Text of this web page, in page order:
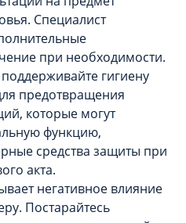
Специалист
при необходимости.
гигиену
предотвращения
которые могут
функцию,
средства защиты при
акта.
негативное влияние
Постарайтесь